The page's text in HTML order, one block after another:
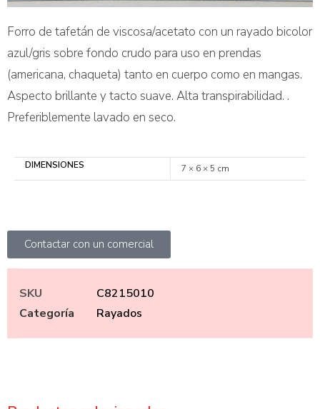
Forro de tafetán de viscosa/acetato con un rayado bicolor
azul/gris sobre fondo crudo para uso en prendas
(americana, chaqueta) tanto en cuerpo como en mangas.
Aspecto brillante y tacto suave. Alta transpirabilidad. .
Preferiblemente lavado en seco.
DIMENSIONES 7 × 6 × 5 cm
Contactar con un comercial
SKU
C8215010
Categoría
Rayados